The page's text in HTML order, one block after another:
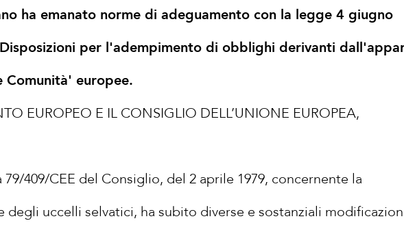
ha emanato norme di adeguamento con la legge 4 giugno
per l'adempimento di obblighi derivanti
Comunità' europee.
EUROPEO E IL CONSIGLIO DELL’UNIONE EUROPEA,
79/409/CEE del Consiglio, del 2 aprile 1979, concernente la
degli uccelli selvatici, ha subito diverse e sostanziali